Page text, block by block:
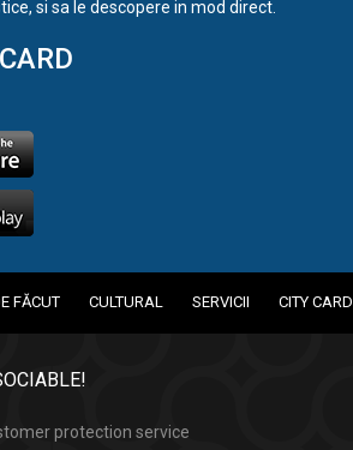
si sa le descopere in mod direct.
FĂCUT CULTURAL SERVICII CITY CARD
protection service